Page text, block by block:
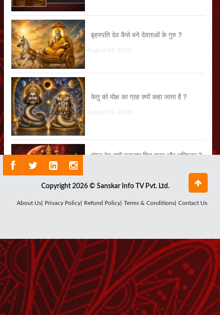
बृहस्पति देव कैसे बने देवताओं के गुरु ?
August 06, 2026
केतु को मोक्ष का ग्रह क्यों कहा जाता है ?
August 05, 2026
मंगल देव क्यों कहलाए शिव पुत्र और भूमिपुत्र ?
क्यों जरूरी है सूर्य देव की कृपा ?
क्या है राहु ग्रह का सबसे बड़ा रहस्य ?
July 29, 2026
Copyright 2026 © Sanskar Info TV Pvt. Ltd.
About Us| Privacy Policy| Refund Policy| Terms & Conditions| Contact Us